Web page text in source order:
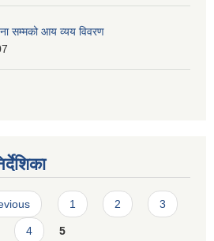
सम्मको आय व्यय विवरण
1 2 3
4 5